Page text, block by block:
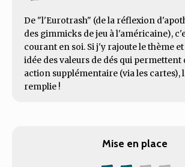
De "l'Eurotrash" (de la réflexion
des gimmicks de jeu à l'américaine),
courant en soi. Si j'y rajoute le thème
idée des valeurs de dés qui
action supplémentaire (via les cartes),
remplie !
Mise en place